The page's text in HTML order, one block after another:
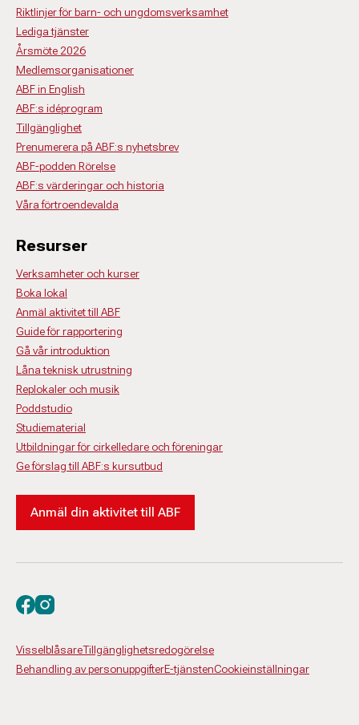
Riktlinjer för barn- och ungdomsverksamhet
Lediga tjänster
Årsmöte 2026
Medlemsorganisationer
ABF in English
ABF:s idéprogram
Tillgänglighet
Prenumerera på ABF:s nyhetsbrev
ABF-podden Rörelse
ABF:s värderingar och historia
Våra förtroendevalda
Resurser
Verksamheter och kurser
Boka lokal
Anmäl aktivitet till ABF
Guide för rapportering
Gå vår introduktion
Låna teknisk utrustning
Replokaler och musik
Poddstudio
Studiematerial
Utbildningar för cirkelledare och föreningar
Ge förslag till ABF:s kursutbud
Anmäl din aktivitet till ABF
VisselblåsareTillgänglighetsredogörelse
Behandling av personuppgifterE-tjänstenCookieinställningar
Besök oss på facebook
Besök oss på instagram